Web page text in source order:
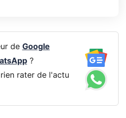
de Google
?
rater de l'actu